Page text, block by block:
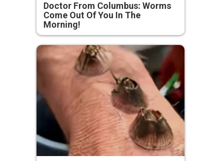
Doctor From Columbus: Worms
Come Out Of You In The
Morning!